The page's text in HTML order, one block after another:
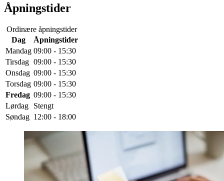
Åpningstider
Ordinære åpningstider
Dag
Åpningstider
Mandag 09:00 - 15:30
Tirsdag 09:00 - 15:30
Onsdag 09:00 - 15:30
Torsdag 09:00 - 15:30
Fredag 09:00 - 15:30
Lørdag
Stengt
Søndag 12:00 - 18:00